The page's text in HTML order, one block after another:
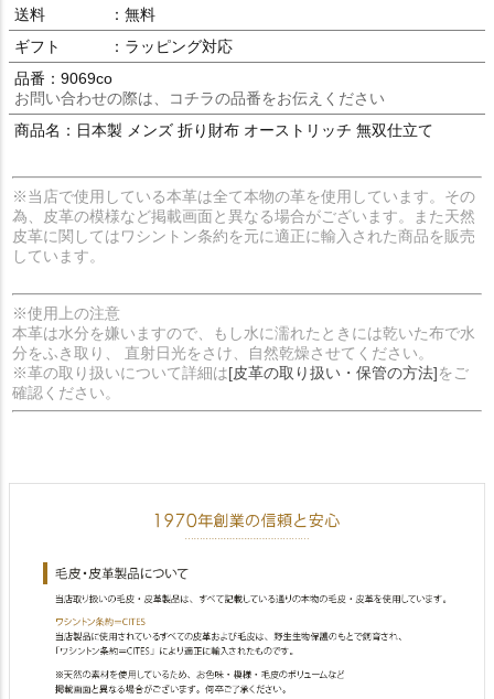
送料
：無料
ギフト
：ラッピング対応
品番：9069co
お問い合わせの際は、コチラの品番をお伝えください
商品名：日本製 メンズ 折り財布 オーストリッチ 無双仕立て
※当店で使用している本革は全て本物の革を使用しています。その
為、皮革の模様など掲載画面と異なる場合がございます。また天然
皮革に関してはワシントン条約を元に適正に輸入された商品を販売
しています。
※使用上の注意
本革は水分を嫌いますので、もし水に濡れたときには乾いた布で水
分をふき取り、 直射日光をさけ、自然乾燥させてください。
※革の取り扱いについて詳細は[皮革の取り扱い・保管の方法]をご
確認ください。